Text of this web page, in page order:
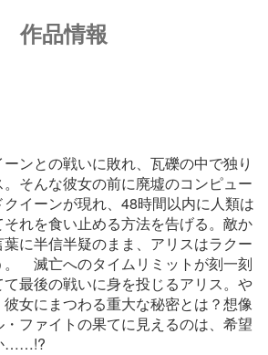
作品情報
ンとの戦いに敗れ、瓦礫の中で独り
そんな彼女の前に廃墟のコンピュー
イーンが現れ、48時間以内に人類は
れを食い止める方法を告げる。敵か
に半信半疑のまま、アリスはラクー
。 滅亡へのタイムリミットが刻一刻
最後の戦いに身を投じるアリス。や
女にまつわる重大な秘密とは？想像
ファイトの果てに見えるのは、希望
……!?